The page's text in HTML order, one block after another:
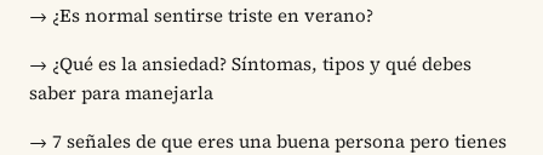
→ ¿Es normal sentirse triste en verano?
→ ¿Qué es la ansiedad? Síntomas, tipos y qué debes
saber para manejarla
→ 7 señales de que eres una buena persona pero tienes